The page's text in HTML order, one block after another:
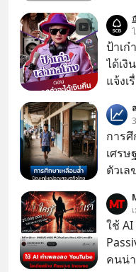
กว่าค
ซื้อกิจการไป
โปร
เมื่อรู้
ในมื
เขาถึ
ขอร้อ
ดีลนี้! เกิดอะไรขึ้นหลังจากการควบรวม
กิจกา
ตั้งใจ
ให้พ้
เรื่อ
โมชัน
ป้าเก๋
ได้เ
แจ้ง
เรื่องจ้อจี้ หาคำตอบได้
โกง”
คืน” #ป้าเก๋าเล่ากลโกง #แก้เกมกลโกง
#อยู่อ
การ
เศร
ตัวเ
รายจ่
อันดับ
ใช้ AI
คนน่า